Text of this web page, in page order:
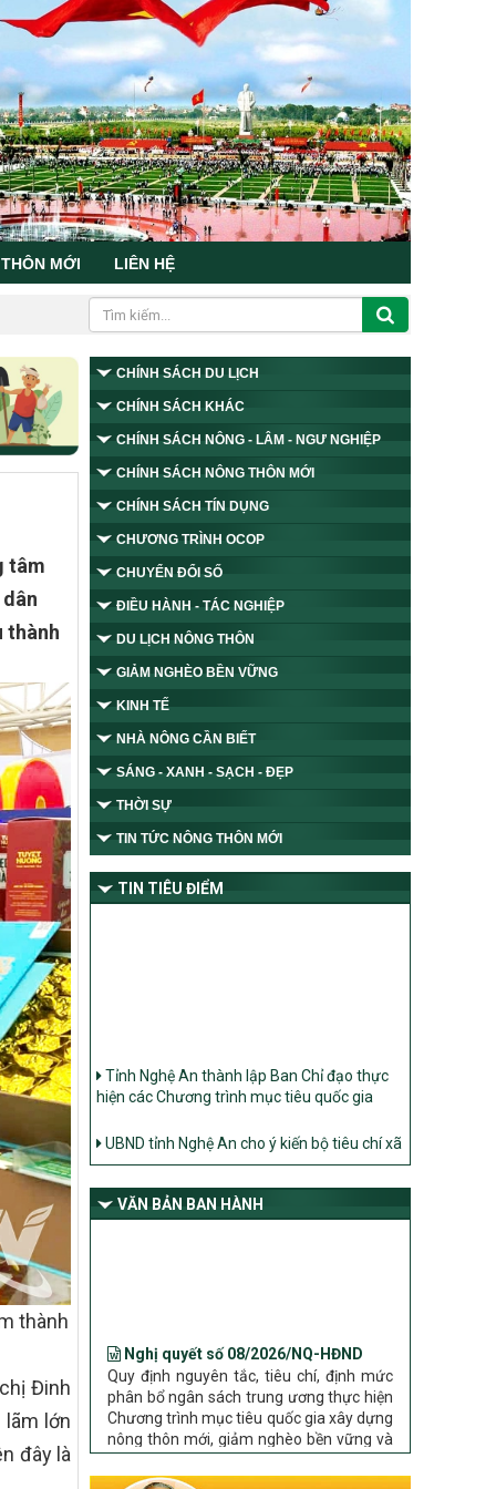
MỚI LIÊN HỆ
tâm
thành
thành
Đinh
lãm lớn
đây là
CHÍNH SÁCH DU LỊCH
CHÍNH SÁCH KHÁC
CHÍNH SÁCH NÔNG - LÂM - NGƯ NGHIỆP
CHÍNH SÁCH NÔNG THÔN MỚI
CHÍNH SÁCH TÍN DỤNG
CHƯƠNG TRÌNH OCOP
CHUYỂN ĐỔI SỐ
ĐIỀU HÀNH - TÁC NGHIỆP
DU LỊCH NÔNG THÔN
GIẢM NGHÈO BỀN VỮNG
KINH TẾ
NHÀ NÔNG CẦN BIẾT
SÁNG - XANH - SẠCH - ĐẸP
THỜI SỰ
TIN TỨC NÔNG THÔN MỚI
TIN TIÊU ĐIỂM
hiện các Chương trình mục tiêu quốc gia
Nông thôn mới
Chỉ thị về đẩy mạnh thực hiện Chương trình
mục tiêu quốc gia xây dựng nông thôn mới,
tỉnh về tình hình thực hiện các Chương trình
mục tiêu quốc gia trên địa bàn
VĂN BẢN BAN HÀNH
Quy định nguyên tắc, tiêu chí, định mức
phân bổ ngân sách trung ương thực hiện
Chương trình mục tiêu quốc gia xây dựng
nông thôn mới, giảm nghèo bền vững và
phát triển kinh tế – xã hội vùng đồng bào
dân tộc thiểu số và miền núi giai đoạn
2026 – 2030 trên địa bàn tỉnh Nghệ An